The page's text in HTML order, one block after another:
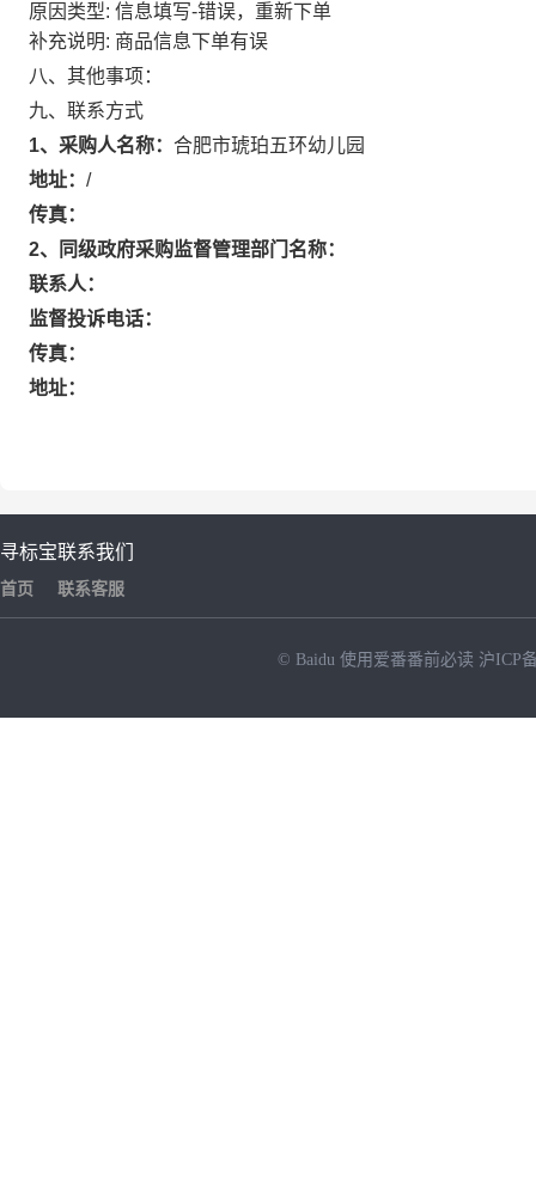
原因类型: 信息填写-错误，重新下单
补充说明: 商品信息下单有误
八、其他事项：
九、联系方式
1、采购人名称： 合肥市琥珀五环幼儿园
地址： /
传真：
2、同级政府采购监督管理部门名称：
联系人：
监督投诉电话：
传真：
地址：
寻标宝
首页
联系我们
联系客服
© Baidu 使用爱番番前必读 沪ICP